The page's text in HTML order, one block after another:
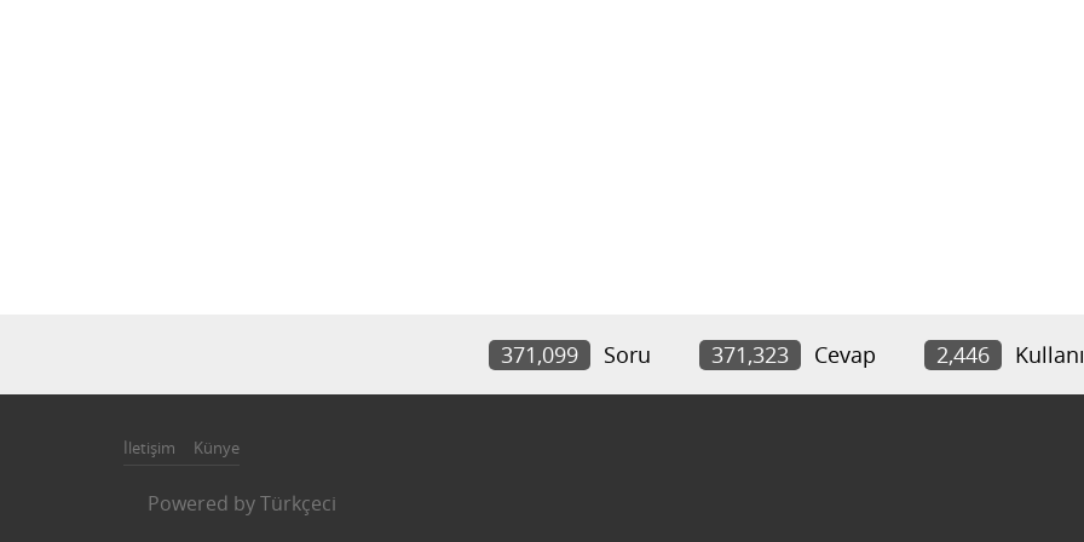
371,099 Soru 371,323 Cevap 2,446
İletişim Künye
Powered byTürkçeci